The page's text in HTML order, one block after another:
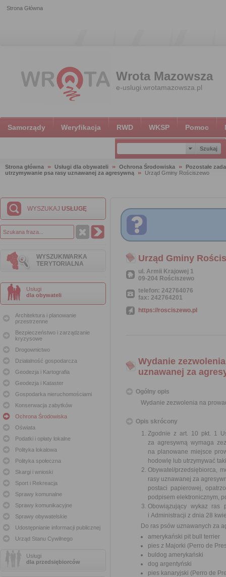
Strona Główna
Wrota Mazowsza
e-uslugi.wrotamazowsza.pl
Samorządy Weryfikacja RWD WKSP Pomoc
Strona główna Usługi dla obywateli Ochrona Środowiska
Pozostałe
utrzymywanie psa rasy uznawanej za agresywną
Urząd Gminy Rościszewo
WYSZUKAJ USŁUGĘ
WYSZUKIWARKA
TERYTORIALNA
Usługi
dla obywateli
Architektura i planowanie
przestrzenne
Bezpieczeństwo i zarządzanie
kryzysowe
Drogownictwo
Działalność gospodarcza
Geodezja i Kartografia
Geodezja i Kataster
Gospodarka nieruchomościami
Konserwacja zabytków
Ochrona Środowiska
Oświata
Podatki i opłaty lokalne
Polityka lokalowa
Polityka społeczna
Skargi i wnioski
Sport i Rekreacja
Sprawy komunalne
Sprawy komunikacyjne
Sprawy obywatelskie
Udostępnianie informacji publicznej
Urząd Stanu Cywilnego
Usługi
dla przedsiębiorców
Urząd Gminy
ul. Armii Krajowej 1
09-204 Rościszewo
telefon: 242764076
fax: 242764201
https://rosciszewo.pl
Wydanie
uznawanej za
Ogólny opis
Wydanie zezwolenia na
Opis skrócony
Zgodnie z art. 10 pkt. 1
za agresywną wymaga
na planowane miejsce
hodowlę lub utrzymywać
Obywatel/przedsiębiorca,
rasy uznawanej za
postaci papierowej,
podpisem elektronicznym,
Obowiązujący wykaz ras
i Administracji z dnia 28
Do ras psów uznawanych za
amerykański pit bull terrier
pies z Majorki (Perro de
buldog amerykański
dog argentyński
pies kanaryjski (Perro de